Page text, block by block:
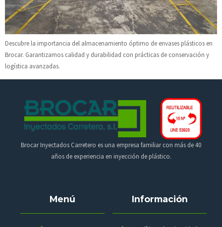
Descubre la importancia del almacenamiento óptimo de envases plásticos en
Brocar. Garantizamos calidad y durabilidad con prácticas de conservación y
logística avanzadas.
Brocar Inyectados Carretero es una empresa familiar con más de 40
años de experiencia en inyección de plástico.
Menú Información